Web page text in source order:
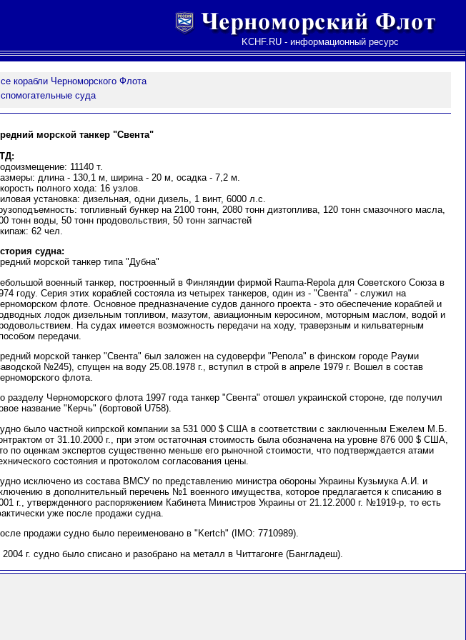
KCHF.RU - информационный ресурс
корабли Черноморского Флота
суда
морской танкер "Свента"
11140 т.
длина - 130,1 м, ширина - 20 м, осадка - 7,2 м.
полного хода: 16 узлов.
установка: дизельная, одни дизель, 1 винт, 6000 л.с.
топливный бункер на 2100 тонн, 2080 тонн дизтоплива, 120 тонн смазочного масла,
тонн воды, 50 тонн продовольствия, 50 тонн запчастей
62 чел.
судна:
морской танкер типа "Дубна"
военный танкер, построенный в Финляндии фирмой Rauma-Repola для Советского Союза в
году. Серия этих кораблей состояла из четырех танкеров, один из - "Свента" - служил на
флоте. Основное предназначение судов данного проекта - это обеспечение кораблей и
лодок дизельным топливом, мазутом, авиационным керосином, моторным маслом, водой и
На судах имеется возможность передачи на ходу, траверзным и кильватерным
передачи.
морской танкер "Свента" был заложен на судоверфи "Репола" в финском городе Рауми
№245), спущен на воду 25.08.1978 г., вступил в строй в апреле 1979 г. Вошел в состав
флота.
разделу Черноморского флота 1997 года танкер "Свента" отошел украинской стороне, где получил
название "Керчь" (бортовой U758).
было частной кипрской компании за 531 000 $ США в соответствии с заключенным Ежелем М.Б.
от 31.10.2000 г., при этом остаточная стоимость была обозначена на уровне 876 000 $ США,
по оценкам экспертов существенно меньше его рыночной стоимости, что подтверждается атами
состояния и протоколом согласования цены.
исключено из состава ВМСУ по представлению министра обороны Украины Кузьмука А.И. и
в дополнительный перечень №1 военного имущества, которое предлагается к списанию в
г., утвержденного распоряжением Кабинета Министров Украины от 21.12.2000 г. №1919-р, то есть
уже после продажи судна.
продажи судно было переименовано в "Kertch" (IMO: 7710989).
2004 г. судно было списано и разобрано на металл в Читтагонге (Бангладеш).